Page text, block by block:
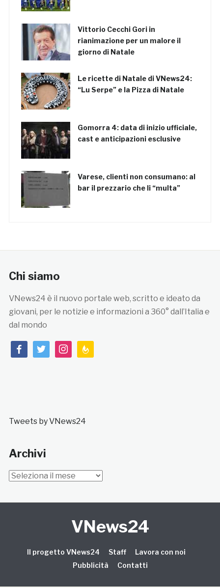
Vittorio Cecchi Gori in
rianimazione per un malore il
giorno di Natale
Le ricette di Natale di VNews24:
“Lu Serpe” e la Pizza di Natale
Gomorra 4: data di inizio ufficiale,
cast e anticipazioni esclusive
Varese, clienti non consumano: al
bar il prezzario che li “multa”
Chi siamo
VNews24 è il nuovo portale web, scritto e ideato da
giovani, per le notizie e informazioni a 360° dall’Italia e
dal mondo
facebooktwitterinstagramfeedburner
Tweets by VNews24
Archivi
Archivi
VNews24
Il progetto VNews24 Staff
Lavora con noi
Pubblicità
Contatti